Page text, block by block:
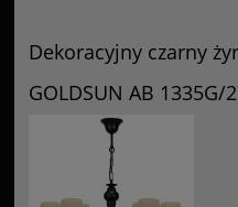
Dekoracyjny czarny
GOLDSUN AB